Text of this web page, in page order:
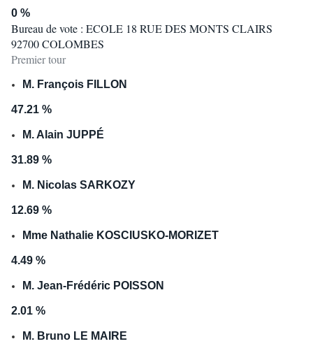
0 %
Bureau de vote : ECOLE 18 RUE DES MONTS CLAIRS
92700 COLOMBES
Premier tour
M. François FILLON
47.21 %
M. Alain JUPPÉ
31.89 %
M. Nicolas SARKOZY
12.69 %
Mme Nathalie KOSCIUSKO-MORIZET
4.49 %
M. Jean-Frédéric POISSON
2.01 %
M. Bruno LE MAIRE